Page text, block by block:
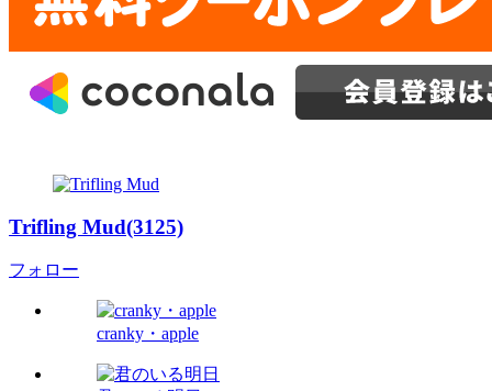
Trifling Mud(3125)
フォロー
cranky・apple